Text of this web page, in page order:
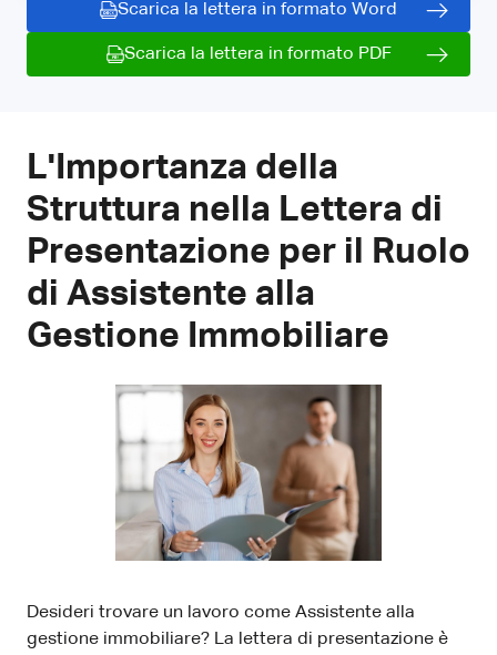
Scarica la lettera in formato Word
Scarica la lettera in formato PDF
L'Importanza della
Struttura nella Lettera di
Presentazione per il Ruolo
di Assistente alla
Gestione Immobiliare
Desideri trovare un lavoro come Assistente alla
gestione immobiliare? La lettera di presentazione è